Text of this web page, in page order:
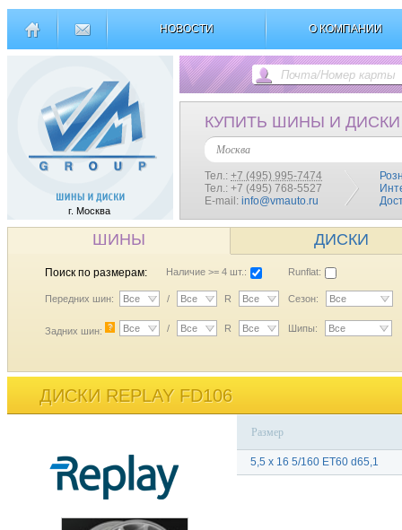
НОВОСТИ О КОМПАНИИ
г. Москва
КУПИТЬ ШИНЫ И ДИСКИ
Москва
Тел.: +7 (495) 995-7474
Тел.: +7 (495) 768-5527
E-mail: info@vmauto.ru
ШИНЫ ДИСКИ
Поиск по размерам: Наличие >= 4 шт.: Runflat:
Передних шин: Все / Все R Все Сезон: Все
Задних шин: ? Все / Все R Все Шипы: Все
ДИСКИ REPLAY FD106
Размер
5,5 x 16 5/160 ET60 d65,1